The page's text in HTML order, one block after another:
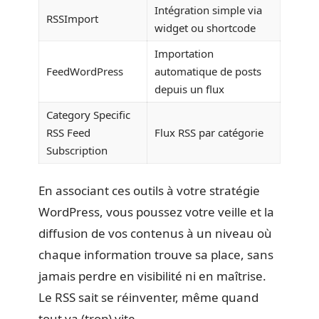
RSSImport
Intégration simple via
widget ou shortcode
FeedWordPress
Importation
automatique de posts
depuis un flux
Category Specific
RSS Feed
Subscription
Flux RSS par catégorie
En associant ces outils à votre stratégie
WordPress, vous poussez votre veille et la
diffusion de vos contenus à un niveau où
chaque information trouve sa place, sans
jamais perdre en visibilité ni en maîtrise.
Le RSS sait se réinventer, même quand